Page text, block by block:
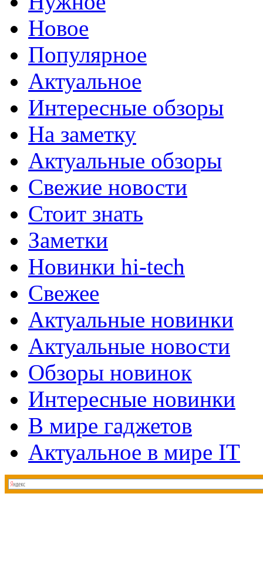
Новое
Популярное
Актуальное
Интересные обзоры
На заметку
Актуальные обзоры
Свежие новости
Стоит знать
Заметки
Новинки hi-tech
Свежее
Актуальные новинки
Актуальные новости
Обзоры новинок
Интересные новинки
В мире гаджетов
Актуальное в мире IT